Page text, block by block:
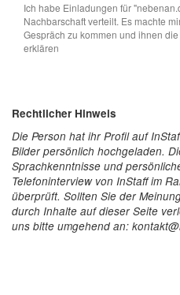
Ich habe Einladungen für
Nachbarschaft verteilt. Es machte
Gespräch zu kommen und ihnen
erklären
Rechtlicher Hinweis
Die Person hat ihr Profil auf
Bilder persönlich hochgeladen.
Sprachkenntnisse und
Telefoninterview von InStaff im
überprüft. Sollten Sie der
durch Inhalte auf dieser Seite
uns bitte umgehend an: